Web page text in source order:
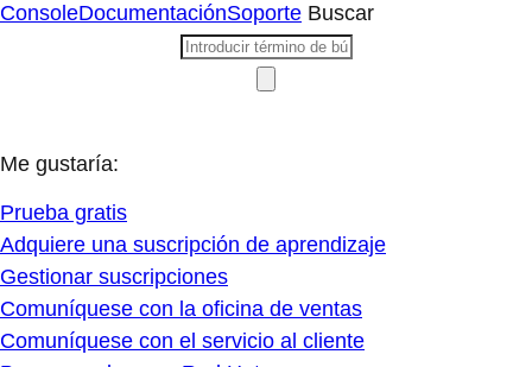
ConsoleDocumentaciónSoporte Buscar
Me gustaría:
Prueba gratis
Adquiere una suscripción de aprendizaje
Gestionar suscripciones
Comuníquese con la oficina de ventas
Comuníquese con el servicio al cliente